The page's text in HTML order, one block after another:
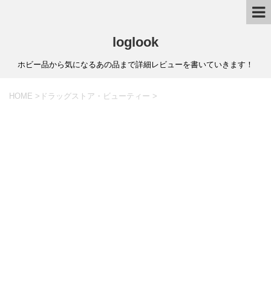
loglook
ホビー品から気になるあの品まで詳細レビューを書いていきます！
HOME > ドラッグストア・ビューティー >